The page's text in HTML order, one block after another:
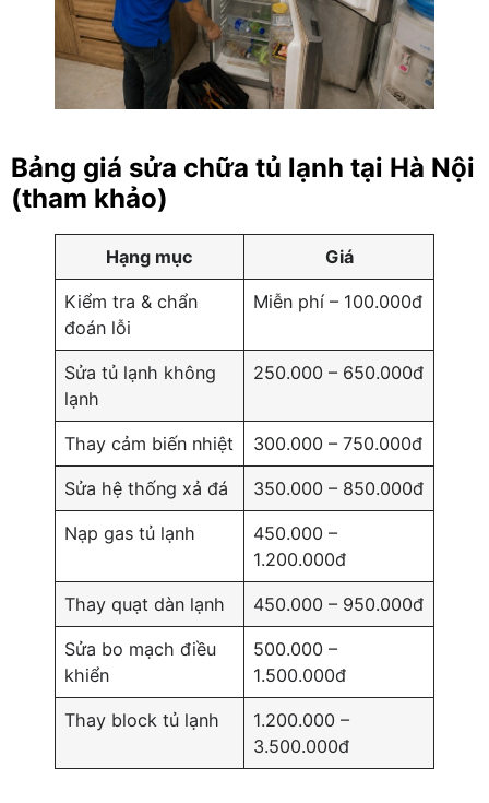
Bảng giá sửa chữa tủ lạnh tại Hà Nội
(tham khảo)
Hạng mục Giá
Kiểm tra & chẩn
đoán lỗi
Miễn phí – 100.000đ
Sửa tủ lạnh không
lạnh
250.000 – 650.000đ
Thay cảm biến nhiệt 300.000 – 750.000đ
Sửa hệ thống xả đá 350.000 – 850.000đ
Nạp gas tủ lạnh
450.000 –
1.200.000đ
Thay quạt dàn lạnh 450.000 – 950.000đ
Sửa bo mạch điều
khiển
500.000 –
1.500.000đ
Thay block tủ lạnh
1.200.000 –
3.500.000đ